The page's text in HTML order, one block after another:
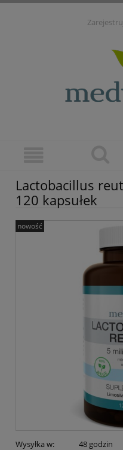
Lactobacillus
120 kapsułek
nowość
Wysyłka w: 48 godzin